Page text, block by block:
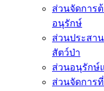
ส่วนจัดการ
อนุรักษ์
ส่วนประสา
สัตว์ป่า
ส่วนอนุรักษ์
ส่วนจัดการ